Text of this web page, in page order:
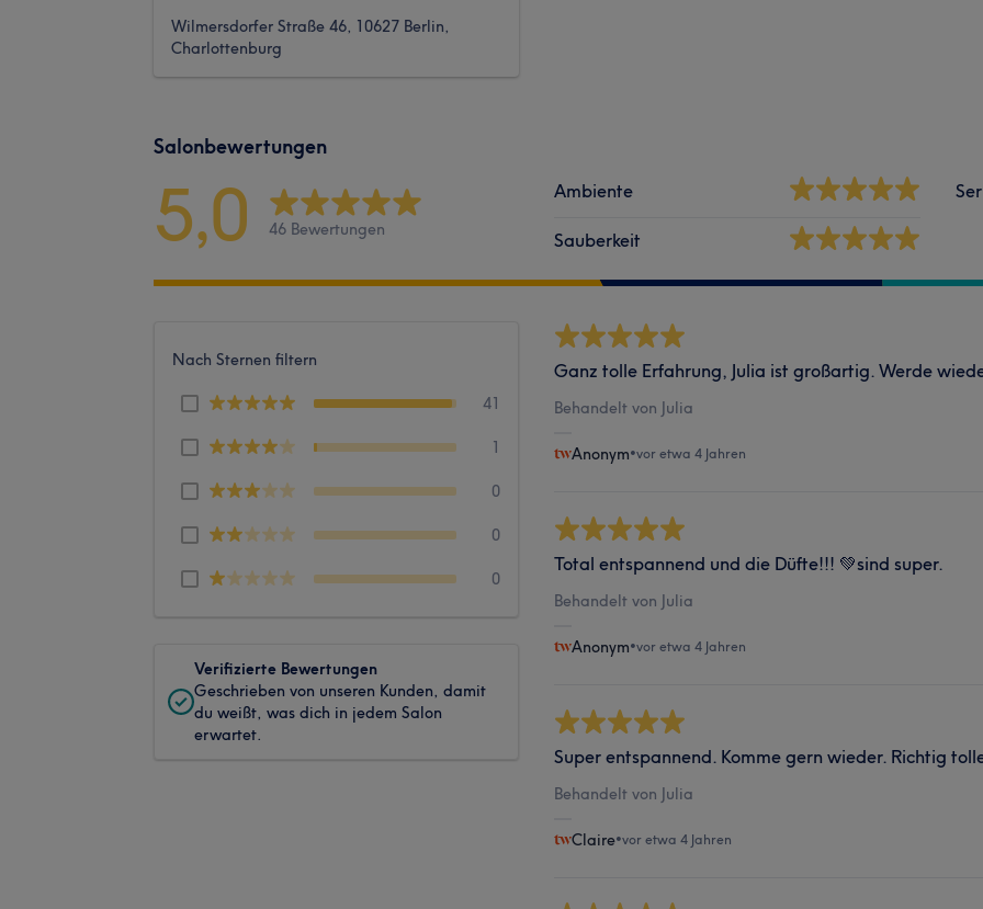
Wilmersdorfer Straße 46, 10627 Berlin,
Charlottenburg
Salonbewertungen
5,0 46 Bewertungen
Ambiente
Sauberkeit
Nach Sternen filtern
41
1
0
0
0
Verifizierte Bewertungen
Geschrieben von unseren Kunden, damit
du weißt, was dich in jedem Salon
erwartet.
Ganz tolle Erfahrung, Julia ist großartig. Werde
Behandelt von Julia
Anonym•vor etwa 4 Jahren
Total entspannend und die Düfte!!! 💚sind super.
Behandelt von Julia
Anonym•vor etwa 4 Jahren
Super entspannend. Komme gern wieder. Richtig
Behandelt von Julia
Claire•vor etwa 4 Jahren